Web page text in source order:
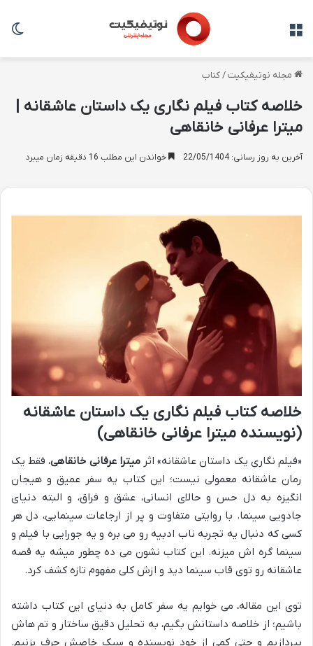
مجله نوتیفیکیت/کتاب
خلاصه کتاب فیلم نگاری یک داستان عاشقانه |
میترا عرفانی خانقاهی
آخرین به روز رسانی: 22/05/1404 خواندن این مطلب 16 دقیقه زمان میبرد
خلاصه کتاب فیلم نگاری یک داستان عاشقانه
(نویسنده میترا عرفانی خانقاهی)
«فیلم نگاری یک داستان عاشقانه» اثرمیترا عرفانی خانقاهی، فقط یک
رمان عاشقانه معمولی نیست؛ این کتاب یه سفر عمیق و هیجان
انگیزه به دل حس و حالای انسانی، عشق و فراق، و البته دنیای
جادویی سینما. با روایتی متفاوت و پر از ارجاعات سینمایی، دل هر
کسی که دنبال یه تجربه ناب ادبیه رو می بره و یه جورایی با فیلم و
سینما گره اش میزنه. این کتاب نشون می ده چطور میشه یه قصه
عاشقانه رو توی قاب سینما دید و ازش کلی مفهوم تازه کشف کرد.
توی این مقاله، می خوایم یه سفر کامل به دنیای این کتاب داشته
باشیم؛ از خلاصه داستانش بگیم، به تحلیل دقیق ساختار و تم هاش
بپردازیم و حتی کمی از خود نویسنده و سبک خاصش حرف بزنیم.